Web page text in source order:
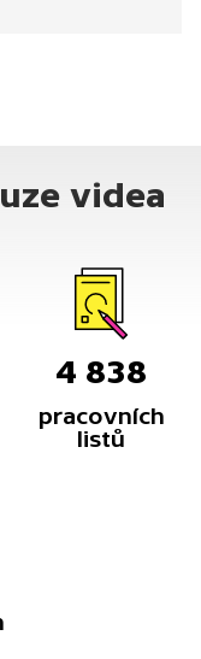
videa
4 838
pracovních
listů